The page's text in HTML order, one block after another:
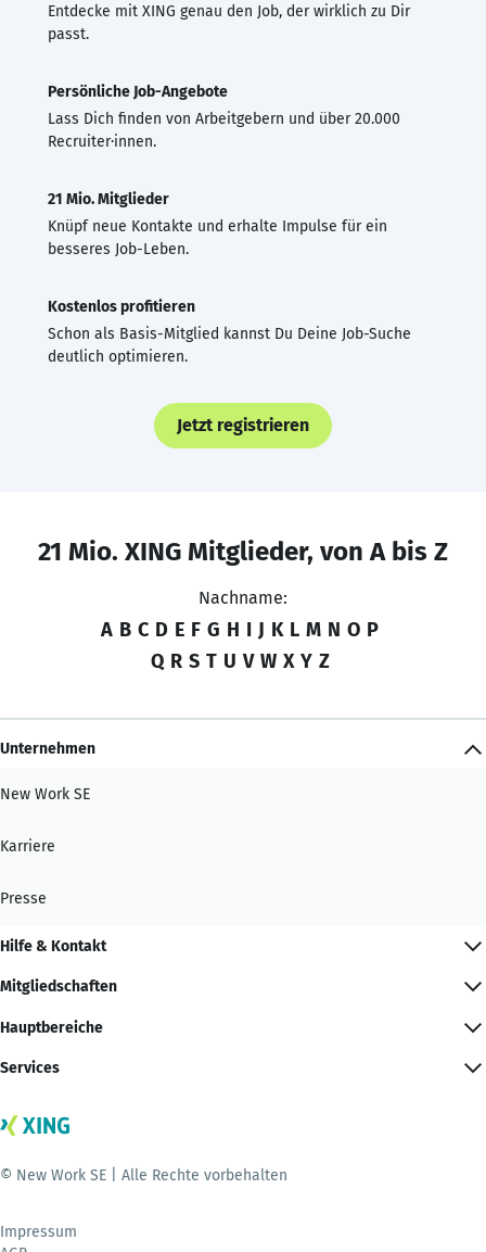
Entdecke mit XING genau den Job, der wirklich zu Dir
passt.
Persönliche Job-Angebote
Lass Dich finden von Arbeitgebern und über 20.000
Recruiter·innen.
21 Mio. Mitglieder
Knüpf neue Kontakte und erhalte Impulse für ein
besseres Job-Leben.
Kostenlos profitieren
Schon als Basis-Mitglied kannst Du Deine Job-Suche
deutlich optimieren.
Jetzt registrieren
21 Mio. XING Mitglieder, von A bis Z
Nachname:
A B C D E F G H I J K L M N O P
Q R S T U V W X Y Z
Unternehmen
New Work SE
Karriere
Presse
Hilfe & Kontakt
Mitgliedschaften
Hauptbereiche
Services
© New Work SE | Alle Rechte vorbehalten
Impressum